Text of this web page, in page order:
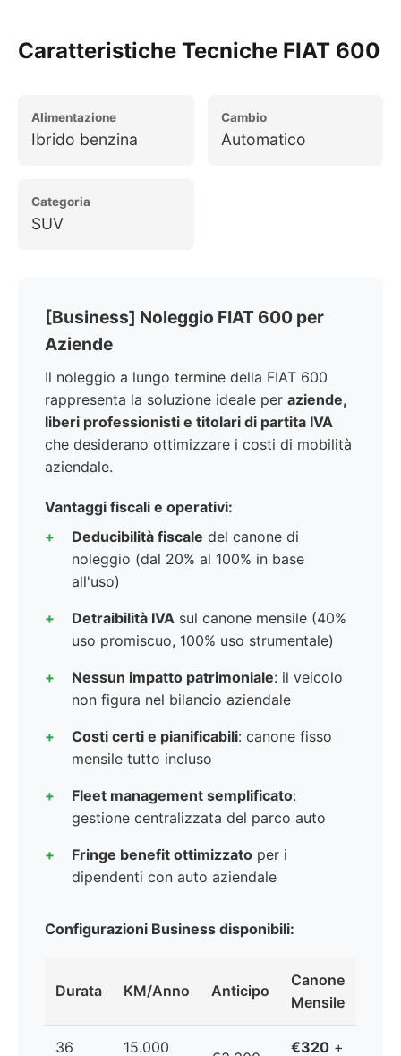
Caratteristiche Tecniche FIAT 600
Alimentazione
Ibrido benzina
Cambio
Automatico
Categoria
SUV
[Business] Noleggio FIAT 600 per
Aziende
Il noleggio a lungo termine della FIAT 600
rappresenta la soluzione ideale per aziende,
liberi professionisti e titolari di partita IVA
che desiderano ottimizzare i costi di mobilità
aziendale.
Vantaggi fiscali e operativi:
Deducibilità fiscale del canone di
noleggio (dal 20% al 100% in base
all'uso)
Detraibilità IVA sul canone mensile (40%
uso promiscuo, 100% uso strumentale)
Nessun impatto patrimoniale: il veicolo
non figura nel bilancio aziendale
Costi certi e pianificabili: canone fisso
mensile tutto incluso
Fleet management semplificato:
gestione centralizzata del parco auto
Fringe benefit ottimizzato per i
dipendenti con auto aziendale
Configurazioni Business disponibili:
Durata KM/Anno Anticipo
Canone
Mensile
36 15.000 €320 +